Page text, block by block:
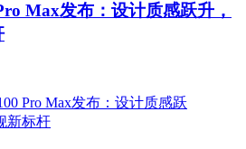
Max发布：设计质感跃升，